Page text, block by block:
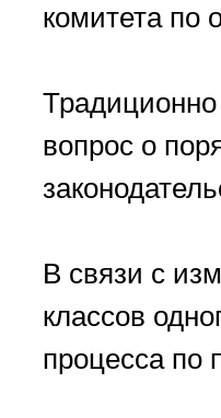
комитета по
вопрос о
В связи с
классов
процесса по